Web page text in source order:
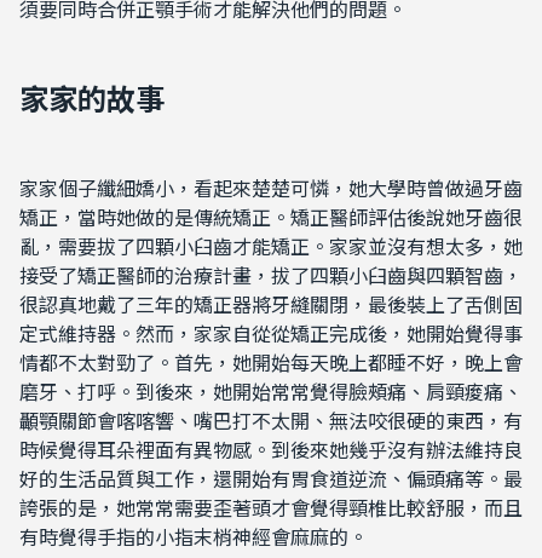
須要同時合併正顎手術才能解決他們的問題。
家家的故事
家家個子纖細嬌小，看起來楚楚可憐，她大學時曾做過牙齒
矯正，當時她做的是傳統矯正。矯正醫師評估後說她牙齒很
亂，需要拔了四顆小臼齒才能矯正。家家並沒有想太多，她
接受了矯正醫師的治療計畫，拔了四顆小臼齒與四顆智齒，
很認真地戴了三年的矯正器將牙縫關閉，最後裝上了舌側固
定式維持器。然而，家家自從從矯正完成後，她開始覺得事
情都不太對勁了。首先，她開始每天晚上都睡不好，晚上會
磨牙、打呼。到後來，她開始常常覺得臉頰痛、肩頸痠痛、
顳顎關節會喀喀響、嘴巴打不太開、無法咬很硬的東西，有
時候覺得耳朵裡面有異物感。到後來她幾乎沒有辦法維持良
好的生活品質與工作，還開始有胃食道逆流、偏頭痛等。最
誇張的是，她常常需要歪著頭才會覺得頸椎比較舒服，而且
有時覺得手指的小指末梢神經會麻麻的。